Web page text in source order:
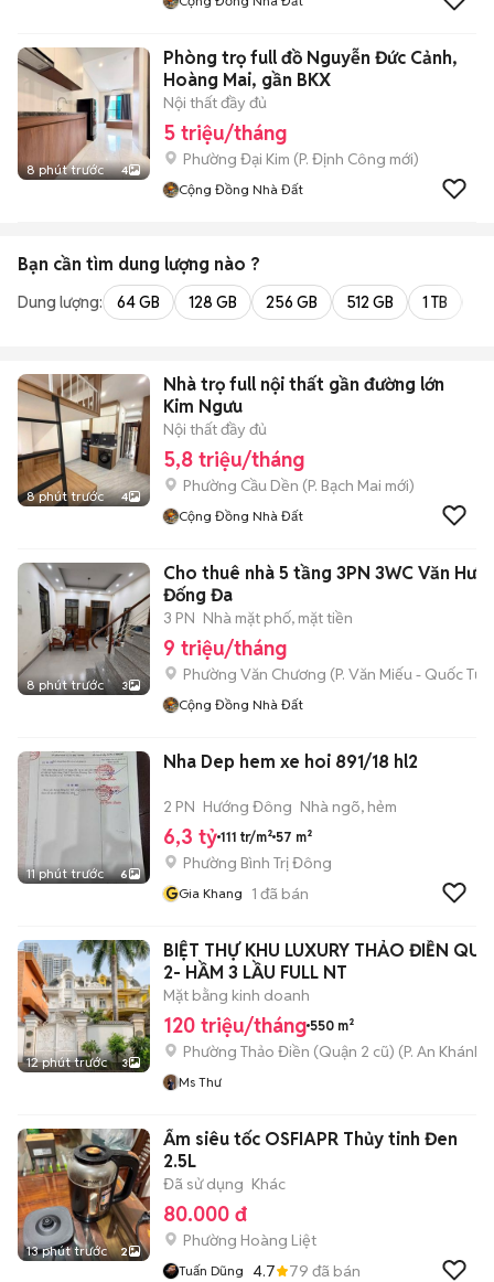
8 phút trước 4
Phòng trọ full đồ Nguyễn Đức Cảnh,
Hoàng Mai, gần BKX
Nội thất đầy đủ
5 triệu/tháng
Phường Đại Kim (P. Định Công mới)
Cộng Đồng Nhà Đất
Bạn cần tìm dung lượng nào ?
Dung lượng: 64 GB 128 GB 256 GB 512 GB 1 TB
8 phút trước 4
Nhà trọ full nội thất gần đường lớn
Kim Ngưu
Nội thất đầy đủ
5,8 triệu/tháng
Phường Cầu Dền (P. Bạch Mai mới)
Cộng Đồng Nhà Đất
8 phút trước 3
Cho thuê nhà 5 tầng 3PN 3WC Văn
Đống Đa
3 PN Nhà mặt phố, mặt tiền
9 triệu/tháng
Phường Văn Chương (P. Văn Miếu - Quốc Tử
Cộng Đồng Nhà Đất
11 phút trước 6
Nha Dep hem xe hoi 891/18 hl2
2 PN Hướng Đông Nhà ngõ, hẻm
6,3 tỷ 111 tr/m² 57 m²
Phường Bình Trị Đông
GGia Khang 1 đã bán
12 phút trước 3
BIỆT THỰ KHU LUXURY THẢO ĐIỀN
2- HẦM 3 LẦU FULL NT
Mặt bằng kinh doanh
120 triệu/tháng 550 m²
Phường Thảo Điền (Quận 2 cũ) (P. An Khánh
Ms Thư
13 phút trước 2
Ấm siêu tốc OSFIAPR Thủy tinh Đen
2.5L
Đã sử dụng Khác
80.000 đ
Phường Hoàng Liệt
Tuấn Dũng 4.7 79 đã bán